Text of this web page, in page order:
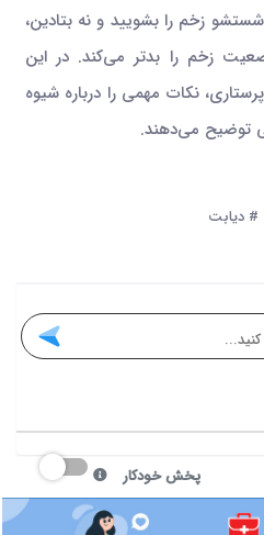
زخم را بشویید و نه بتادین،
زخم را بدتر می‌کند. در این
نکات مهمی را درباره شیوه
توضیح می‌دهند.
# دیابت
پخش خودکار